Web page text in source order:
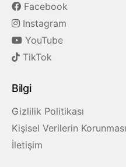
Facebook
Instagram
YouTube
TikTok
Bilgi
Gizlilik Politikası
Kişisel Verilerin Korunması
İletişim